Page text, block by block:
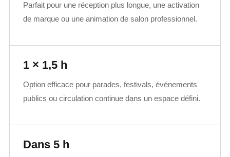
Parfait pour une réception plus longue, une activation
de marque ou une animation de salon professionnel.
1 × 1,5 h
Option efficace pour parades, festivals, événements
publics ou circulation continue dans un espace défini.
Dans 5 h